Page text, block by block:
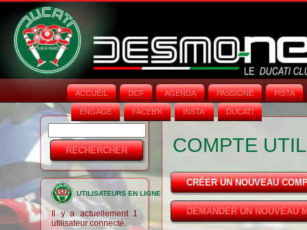
ACCUEIL DCF AGENDA PASSIONE PISTA
ENGAGE FACEB'K INSTA‘ DUCATI
Formulaire
de
recherche
UTILISATEURS EN LIGNE
Il y a actuellement 1
utilisateur connecté.
COMPTE
CRÉER UN NOUVEAU
DEMANDER UN NOUVEAU